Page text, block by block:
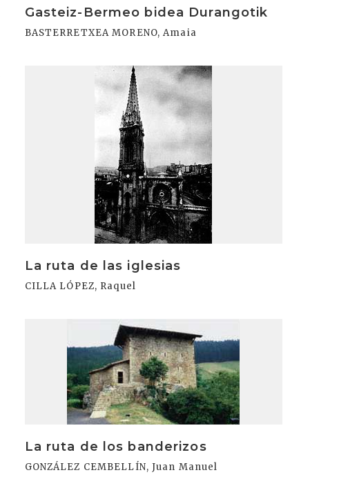
Gasteiz-Bermeo bidea Durangotik
BASTERRETXEA MORENO, Amaia
La ruta de las iglesias
CILLA LÓPEZ, Raquel
La ruta de los banderizos
GONZÁLEZ CEMBELLÍN, Juan Manuel